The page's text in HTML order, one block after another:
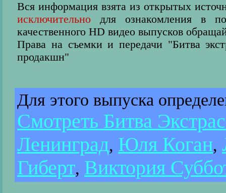
Вся информация взята из открытых
исключительно для ознакомления в
качественного HD видео выпусков
Права на съемки и передачи "Битва
продакшн"
Для этого выпуска
Смотреть Битва
Ленинград, Юля Коган,
Гиберт, Виктория